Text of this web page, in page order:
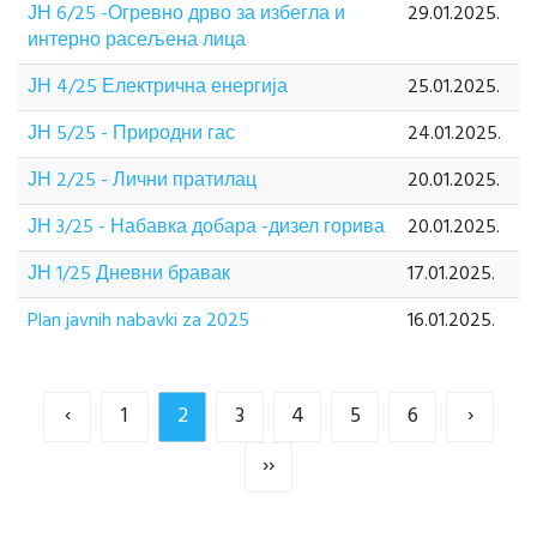
ЈН 6/25 -Огревно дрво за избегла и
интерно расељена лица
29.01.2025.
ЈН 4/25 Електрична енергија
25.01.2025.
ЈН 5/25 - Природни гас
24.01.2025.
ЈН 2/25 - Лични пратилац
20.01.2025.
ЈН 3/25 - Набавка добара -дизел горива
20.01.2025.
ЈН 1/25 Дневни бравак
17.01.2025.
Plan javnih nabavki za 2025
16.01.2025.
‹ 1 2 3 4 5 6
›
››